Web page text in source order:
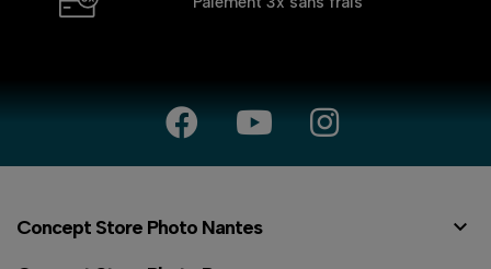
Concept Store Photo Nantes 